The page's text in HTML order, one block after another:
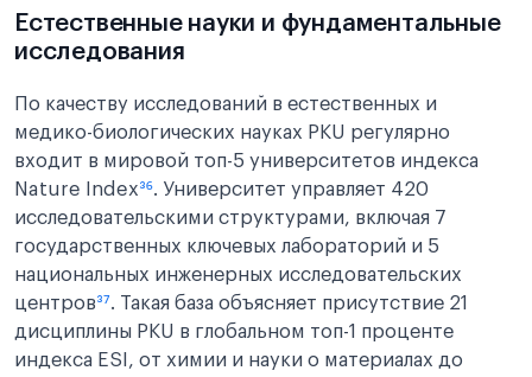
Естественные науки и фундаментальные
исследования
По качеству исследований в естественных и
медико-биологических науках PKU регулярно
входит в мировой топ-5 университетов индекса
Nature Index³⁶. Университет управляет 420
исследовательскими структурами, включая 7
государственных ключевых лабораторий и 5
национальных инженерных исследовательских
центров³⁷. Такая база объясняет присутствие 21
дисциплины PKU в глобальном топ-1 проценте
индекса ESI, от химии и науки о материалах до